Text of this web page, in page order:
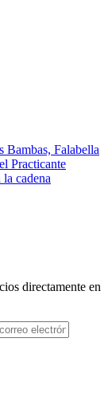
Bambas, Falabella
Practicante
cadena
directamente en